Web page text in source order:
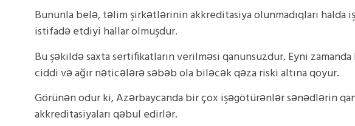
Bununla belə, təlim şirkətlərinin akkreditasiya olunmadıqları halda
istifadə etdiyi hallar olmuşdur.
Bu şəkildə saxta sertifikatların verilməsi qanunsuzdur. Eyni
ciddi və ağır nəticələrə səbəb ola biləcək qəza riski altına qoyur.
Görünən odur ki, Azərbaycanda bir çox işəgötürənlər sənədlərin
akkreditasiyaları qəbul edirlər.